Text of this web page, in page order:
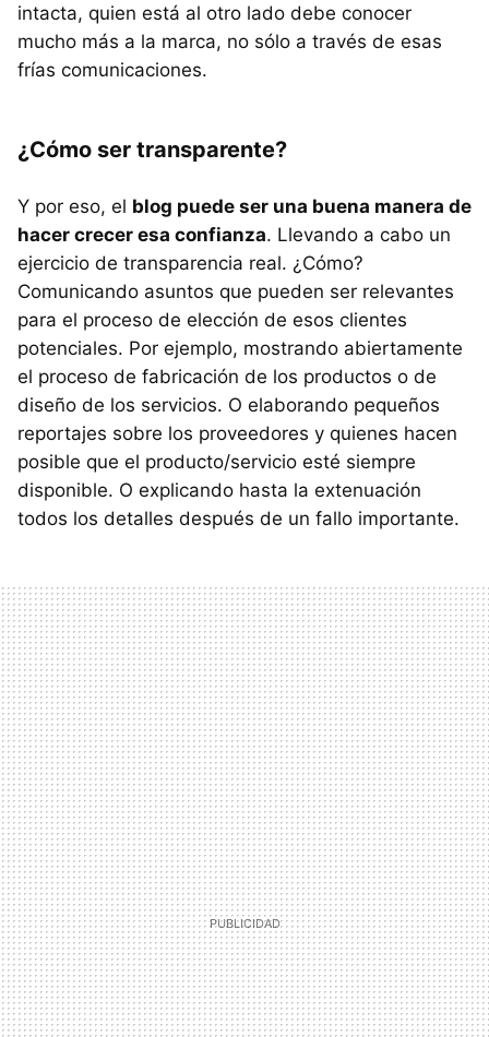
intacta, quien está al otro lado debe conocer
mucho más a la marca, no sólo a través de esas
frías comunicaciones.
¿Cómo ser transparente?
Y por eso, el blog puede ser una buena manera de
hacer crecer esa confianza. Llevando a cabo un
ejercicio de transparencia real. ¿Cómo?
Comunicando asuntos que pueden ser relevantes
para el proceso de elección de esos clientes
potenciales. Por ejemplo, mostrando abiertamente
el proceso de fabricación de los productos o de
diseño de los servicios. O elaborando pequeños
reportajes sobre los proveedores y quienes hacen
posible que el producto/servicio esté siempre
disponible. O explicando hasta la extenuación
todos los detalles después de un fallo importante.